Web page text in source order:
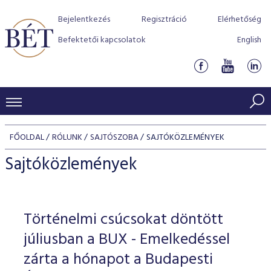
Bejelentkezés Regisztráció
Elérhetőség
Befektetői kapcsolatok
English
KERESKEDÉSI ADATOK
INDEXEK
Jelzáloglevél indexek
Vállalati kötvény indexek
Azonnali Piac
Részvények
Származékos piac
BEFEKTETŐK
Részvény szekció
Hitelpapír szekció
BÉT szabályzatok
Befektetővédelem
Alkalmazott díjstruktúra
Elszámolás
Részvény és vállalati kötvény tőzsdei bevezetését
program
BÉT Xtend - Részvénypiac egyszerűen
TŐZSDETAGOK
Tőzsdetagok, üzletkötők
VENDOROK
FŐOLDAL RÓLUNK SAJTÓSZOBA SAJTÓKÖZLEMÉNYEK
Sajtóközlemények
Történelmi csúcsokat döntött
júliusban a BUX - Emelkedéssel
zárta a hónapot a Budapesti